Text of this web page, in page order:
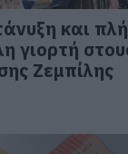
και
γιορτή
Ζεμπίλης